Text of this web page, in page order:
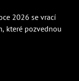
2026 se vrací
které pozvednou